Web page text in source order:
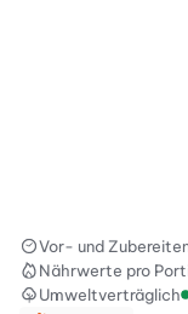
Vor- und
Nährwerte pro
Umweltverträglich